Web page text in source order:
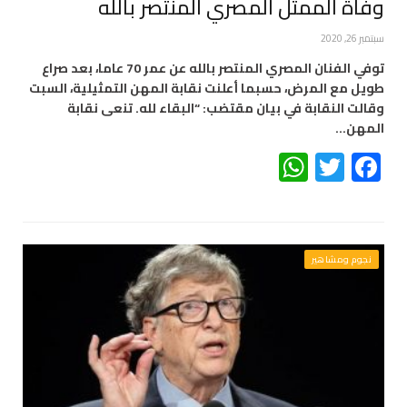
سبتمبر 26, 2020
توفي الفنان المصري المنتصر بالله عن عمر 70 عاما، بعد صراع
طويل مع المرض، حسبما أعلنت نقابة المهن التمثيلية، السبت
وقالت النقابة في بيان مقتضب: “البقاء لله. تنعى نقابة
المهن…
Facebook
Twitter
نجوم ومشاهير